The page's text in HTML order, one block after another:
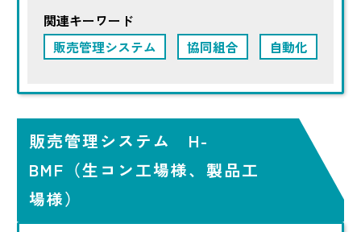
関連キーワード
販売管理システム
協同組合 自動化
販売管理システム H-
BMF（生コン工場様、製品工
場様）